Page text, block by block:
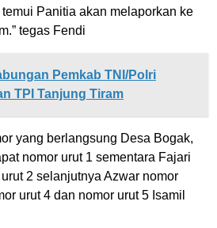
Panitia akan melaporkan ke
tegas Fendi
Pemkab TNI/Polri
TPI Tanjung Tiram
yang berlangsung Desa Bogak,
nomor urut 1 sementara Fajari
2 selanjutnya Azwar nomor
urut 4 dan nomor urut 5 Isamil